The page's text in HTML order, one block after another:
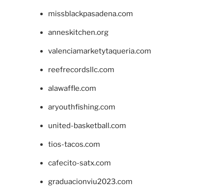
missblackpasadena.com
anneskitchen.org
valenciamarketytaqueria.com
reefrecordsllc.com
alawaffle.com
aryouthfishing.com
united-basketball.com
tios-tacos.com
cafecito-satx.com
graduacionviu2023.com